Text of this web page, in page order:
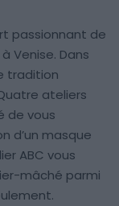
passionnant de
Venise. Dans
tradition
ateliers
de vous
d’un masque
ABC vous
mâché parmi